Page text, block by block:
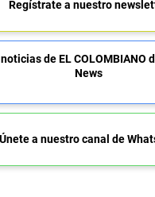
Regístrate a nuestro
de EL COLOMBIANO
News
Únete a nuestro canal de